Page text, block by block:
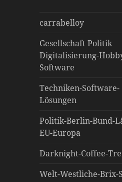
carrabelloy
Gesellschaft Politik
Digitalisierung-
Software
Techniken-Software-
Lösungen
Politik-Berlin-Bund-
EU-Europa
Darknight-Coffee-
Welt-Westliche-Brix-